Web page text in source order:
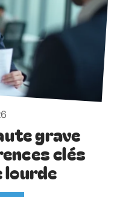
grave
clés
lourde